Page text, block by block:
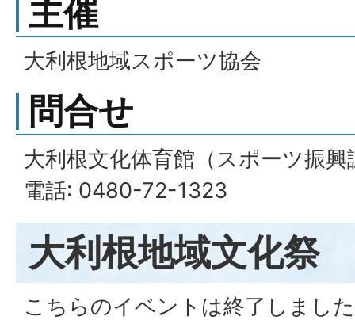
主催
大利根地域スポーツ協会
問合せ
大利根文化体育館（スポーツ振興
電話: 0480-72-1323
大利根地域文化祭
こちらのイベントは終了しまし